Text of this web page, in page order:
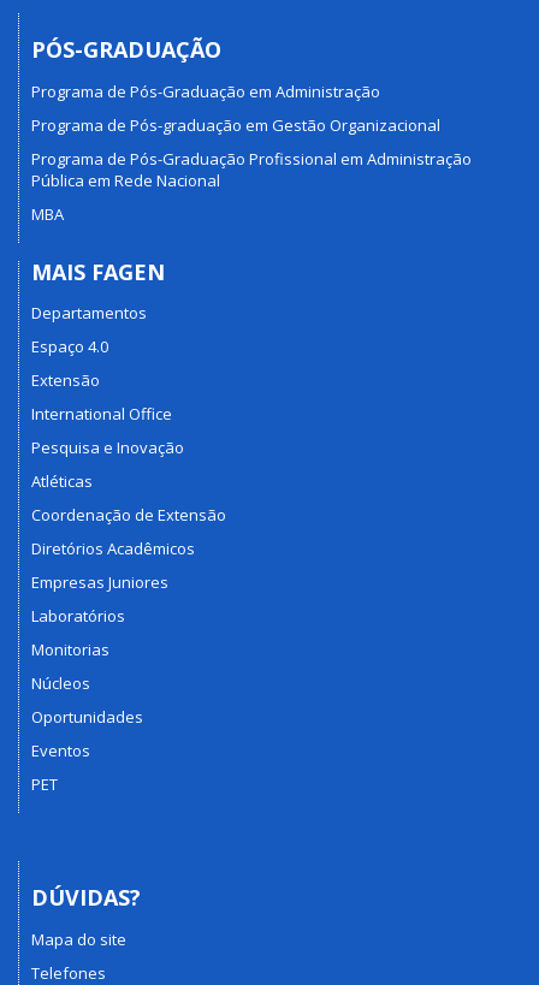
PÓS-GRADUAÇÃO
Programa de Pós-Graduação em Administração
Programa de Pós-graduação em Gestão Organizacional
Programa de Pós-Graduação Profissional em Administração
Pública em Rede Nacional
MBA
MAIS FAGEN
Departamentos
Espaço 4.0
Extensão
International Office
Pesquisa e Inovação
Atléticas
Coordenação de Extensão
Diretórios Acadêmicos
Empresas Juniores
Laboratórios
Monitorias
Núcleos
Oportunidades
Eventos
PET
DÚVIDAS?
Mapa do site
Telefones